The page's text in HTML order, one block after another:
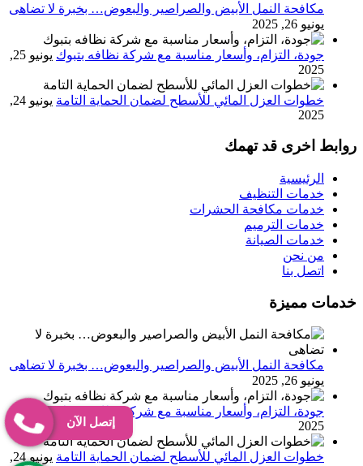
مكافحة النمل الأبيض والصراصير والبعوض… بخبرة لا تضاهى
يونيو 26, 2025
جودة، التزام، وأسعار مناسبة مع شركة نظافه بتبوك
يونيو 25,
2025
خطوات العزل المائي للأسطح لضمان الحماية التامة
يونيو 24,
2025
روابط اخرى قد تهمك
الرئيسية
خدمات التنظيف
خدمات مكافحة الحشرات
خدمات الترميم
خدمات الصيانة
من نحن
اتصل بنا
خدمات مميزة
مكافحة النمل الأبيض والصراصير والبعوض… بخبرة لا تضاهى
يونيو 26, 2025
جودة، التزام، وأسعار مناسبة مع شركة نظافه بتبوك
يونيو 25,
2025
خطوات العزل المائي للأسطح لضمان الحماية التامة
يونيو 24,
إتصل الآن